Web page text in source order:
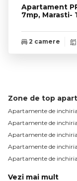
Apartament
7mp, Marasti-
2 camere
Zone de top
Apartamente de
Apartamente de
Apartamente de
Apartamente de
Apartamente de
Vezi mai mult